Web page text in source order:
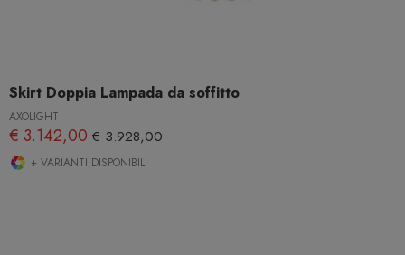
Skirt Doppia Lampada da soffitto
AXOLIGHT
€ 3.142,00 € 3.928,00
+ VARIANTI DISPONIBILI